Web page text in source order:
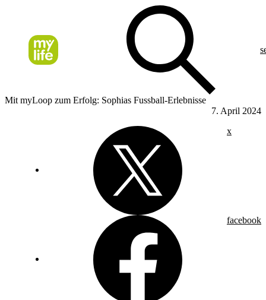
Mit myLoop zum Erfolg: Sophias Fussball-Erlebnisse
7. April 2024
x
facebook